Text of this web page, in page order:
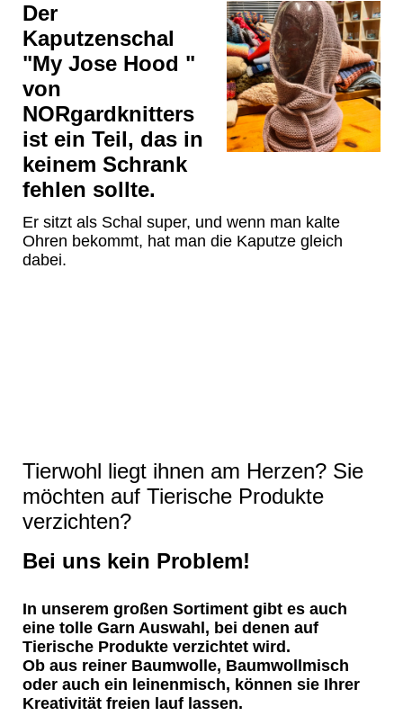
Der
Kaputzenschal
"My Jose Hood "
von
NORgardknitters
ist ein Teil, das in
keinem Schrank
fehlen sollte.
Er sitzt als Schal super, und wenn man kalte
Ohren bekommt, hat man die Kaputze gleich
dabei.
Tierwohl liegt ihnen am Herzen? Sie
möchten auf Tierische Produkte
verzichten?
Bei uns kein Problem!
In unserem großen Sortiment gibt es auch
eine tolle Garn Auswahl, bei denen auf
Tierische Produkte verzichtet wird.
Ob aus reiner Baumwolle, Baumwollmisch
oder auch ein leinenmisch, können sie Ihrer
Kreativität freien lauf lassen.